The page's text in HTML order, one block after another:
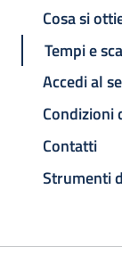
Cosa si
Tempi e
Accedi al
Condizioni
Contatti
Strumenti